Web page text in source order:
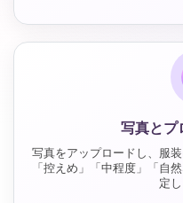
写真とプ
写真をアップロードし、服
「控えめ」「中程度」「自
定